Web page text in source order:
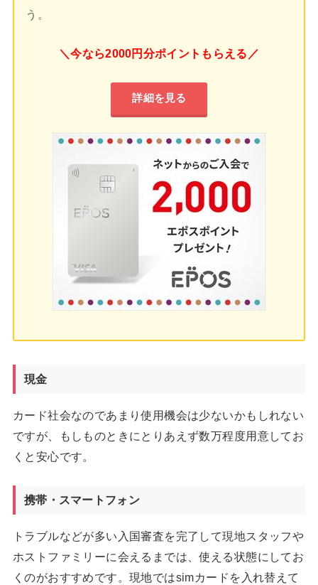
う。
＼今なら2000円分ポイントもらえる／
詳細を見る
現金
カード社会なのであまり使用機会は少ないかもしれない
ですが、もしものときにとりあえず数万程度用意してお
くと安心です。
携帯・スマートフォン
トラブルなどが多い入国審査を完了して現地スタッフや
ホストファミリーに会えるまでは、使える状態にしてお
くのがおすすめです。現地ではsimカードを入れ替えて